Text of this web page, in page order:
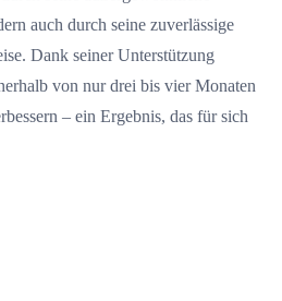
auch durch seine zuverlässige
Dank seiner Unterstützung
von nur drei bis vier Monaten
– ein Ergebnis, das für sich